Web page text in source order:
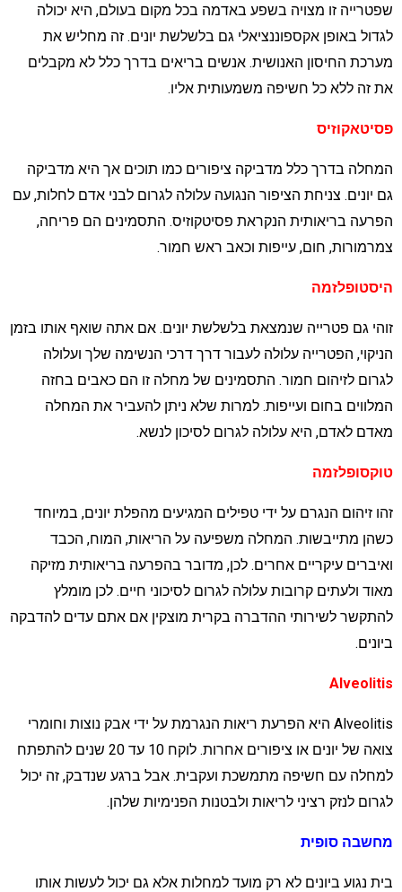
זו מצויה בשפע באדמה בכל מקום בעולם, היא יכולה
באופן אקספוננציאלי גם בלשלשת יונים. זה מחליש את
החיסון האנושית. אנשים בריאים בדרך כלל לא מקבלים
זה ללא כל חשיפה משמעותית אליו.
בדרך כלל מדביקה ציפורים כמו תוכים אך היא מדביקה
יונים. צניחת הציפור הנגועה עלולה לגרום לבני אדם לחלות, עם
בריאותית הנקראת פסיטקוזיס. התסמינים הם פריחה,
חום, עייפות וכאב ראש חמור.
גם פטרייה שנמצאת בלשלשת יונים. אם אתה שואף אותו בזמן
הפטרייה עלולה לעבור דרך דרכי הנשימה שלך ועלולה
לזיהום חמור. התסמינים של מחלה זו הם כאבים בחזה
בחום ועייפות. למרות שלא ניתן להעביר את המחלה
לאדם, היא עלולה לגרום לסיכון לנשא.
זיהום הנגרם על ידי טפילים המגיעים מהפלת יונים, במיוחד
מתייבשות. המחלה משפיעה על הריאות, המוח, הכבד
עיקריים אחרים. לכן, מדובר בהפרעה בריאותית מזיקה
ולעתים קרובות עלולה לגרום לסיכוני חיים. לכן מומלץ
לשירותי ההדברה בקרית מוצקין אם אתם עדים להדבקה
Alveolitis היא הפרעת ריאות הנגרמת על ידי אבק נוצות וחומרי
צואה של יונים או ציפורים אחרות. לוקח 10 עד 20 שנים להתפתח
עם חשיפה מתמשכת ועקבית. אבל ברגע שנדבק, זה יכול
לנזק רציני לריאות ולבטנות הפנימיות שלהן.
סופית
נגוע ביונים לא רק מועד למחלות אלא גם יכול לעשות אותו